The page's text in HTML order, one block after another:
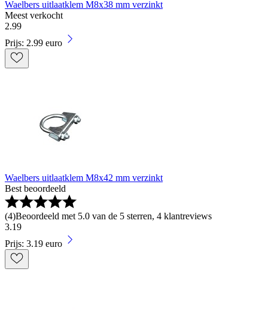
Waelbers uitlaatklem M8x38 mm verzinkt
Meest verkocht
2.99
Prijs: 2.99 euro
Waelbers uitlaatklem M8x42 mm verzinkt
Best beoordeeld
(4)Beoordeeld met 5.0 van de 5 sterren, 4 klantreviews
3.19
Prijs: 3.19 euro